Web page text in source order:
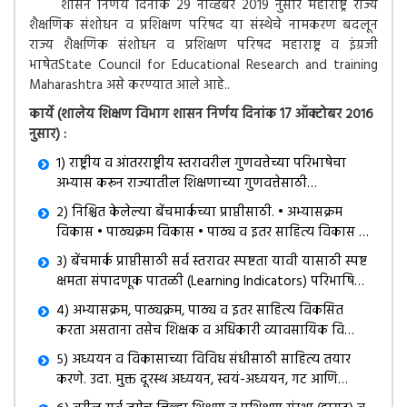
शासन निर्णय दिनांक 29 नोव्हेंबर 2019 नुसार महाराष्ट्र राज्य
शैक्षणिक संशोधन व प्रशिक्षण परिषद या संस्थेचे नामकरण बदलून
राज्य शैक्षणिक संशोधन व प्रशिक्षण परिषद महाराष्ट्र व इंग्रजी
भाषेतState Council for Educational Research and training
Maharashtra असे करण्यात आले आहे..
कार्ये (शालेय शिक्षण विभाग शासन निर्णय दिनांक 17 ऑक्टोबर २०१६
नुसार) :
१) राष्ट्रीय व आंतरराष्ट्रीय स्तरावरील गुणवत्तेच्या परिभाषेचा
अभ्यास करून राज्यातील शिक्षणाच्या गुणवत्तेसाठी
बेंचमार्कनिश्चित करणे. या बेंचमार्क मध्ये कालपरत्वे वेळोवेळी
आवश्यकतेनुसार बदल करणे.
२) निश्चित केलेल्या बेंचमार्कच्या प्राप्तीसाठी. • अभ्यासक्रम
विकास • पाठ्यक्रम विकास • पाठ्य व इतर साहित्य विकास •
शिक्षक व अधिकारी यांचे सातत्यपूर्ण व्यावसायिक विकास. •
मूल्यमापन प्रक्रिया विकास • अडचणींवर मात करण्यासाठी
संशोधन करणे. वरील सर्व बाबींसाठी माहिती संप्रेषण तंत्रज्ञान
/ संगणक तंत्रज्ञानाचा अधिकाधिक वापर करणे.
३) बेंचमार्क प्राप्तीसाठी सर्व स्तरावर स्पष्टता यावी यासाठी स्पष्ट
क्षमता संपादणूक पातळी (Learning Indicators) परिभाषित
करून त्याचे Continuous and Comprehensive
Education (CCE) किंवा अन्य मूल्यमापन प्रक्रियेशी सहसंबंध
स्पष्ट करणे.
४) अभ्यासक्रम, पाठ्यक्रम, पाठ्य व इतर साहित्य विकसित
करता असताना तसेच शिक्षक व अधिकारी व्यावसायिक विकास
कार्यक्रम आखत असताना क्षमता मूलक विचारांकडे लक्ष देणे.
शिक्षण हक्क कायद्यांतर्गत१००% मुलांना शिक्षण द्यायचे आहे.
परंतु ते राबवत असताना बऱ्याच शिक्षक व अधिकाऱ्यांना १००%
५) अध्ययन व विकासाच्या विविध संधीसाठी साहित्य तयार
करणे. उदा. मुक्त दूरस्थ अध्ययन, स्वयं-अध्ययन, गट आणि
केंद्रस्तरावर चर्चा, on line स्वयं-अध्ययन एवं चर्चा प्रमाण पत्र